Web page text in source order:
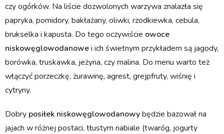
czy ogórków. Na liście dozwolonych warzywa znalazła się
papryka, pomidory, bakłażany, oliwki, rzodkiewka, cebula,
brukselka i kapusta. Do tego oczywiście owoce
niskowęglowodanowei ich świetnym przykładem są jagody,
borówka, truskawka, jeżyna, czy malina. Do menu warto też
włączyć porzeczkę, żurawinę, agrest, grejpfruty, wiśnię i
cytryny.
Dobry posiłek niskowęglowodanowybędzie bazował na
jajach w różnej postaci, tłustym nabiale (twaróg, jogurty